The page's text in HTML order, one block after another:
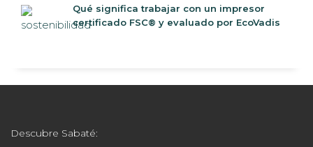
Qué significa trabajar con un impresor
certificado FSC® y evaluado por EcoVadis
Descubre Sabaté: